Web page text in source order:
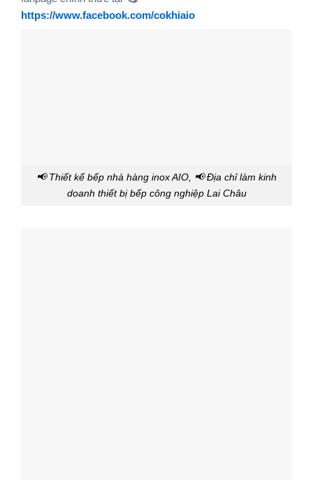
https://www.facebook.com/cokhiaio
📢 Thiết kế bếp nhà hàng inox AIO, 📢 Địa chỉ làm kinh
doanh thiết bị bếp công nghiệp Lai Châu